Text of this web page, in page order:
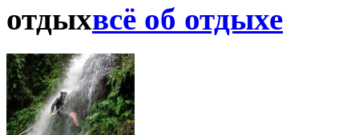
отдыхвсё об отдыхе